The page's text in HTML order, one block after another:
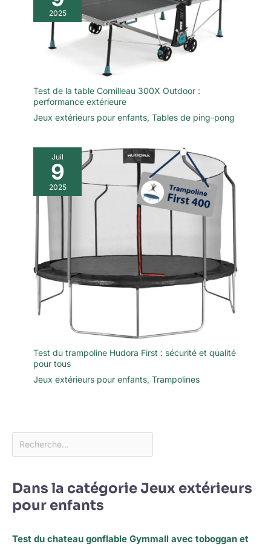
2025
Test de la table Cornilleau 300X Outdoor :
performance extérieure
Jeux extérieurs pour enfants, Tables de ping-pong
Juil
9
2025
Test du trampoline Hudora First : sécurité et qualité
pour tous
Jeux extérieurs pour enfants, Trampolines
Dans la catégorie Jeux extérieurs
pour enfants
Test du chateau gonflable Gymmall avec toboggan et